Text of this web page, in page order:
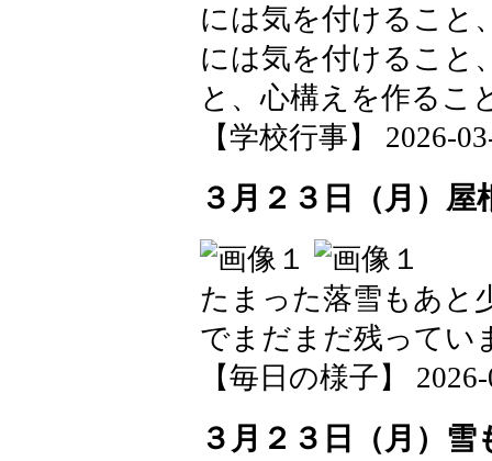
には気を付けること
には気を付けること
と、心構えを作るこ
【学校行事】 2026-
３月２３日（月）
たまった落雪もあと
でまだまだ残ってい
【毎日の様子】
３月２３日（月）雪